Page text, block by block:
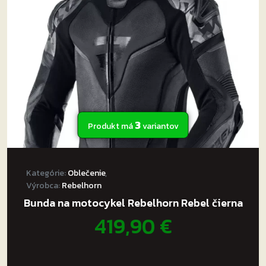
môžete
vybrať
na
stránke
produktu.
Produkt má3variantov
Kategórie:Oblečenie,
Výrobca:Rebelhorn
Bunda na motocykel Rebelhorn Rebel čierna
419,90€